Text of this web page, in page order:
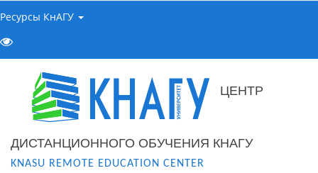
Ресурсы КнАГУ
ЦЕНТР
ДИСТАНЦИОННОГО ОБУЧЕНИЯ КНАГУ
KNASU REMOTE EDUCATION CENTER